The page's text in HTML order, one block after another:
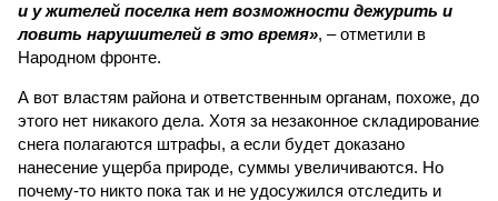
и у жителей поселка нет возможности дежурить и
ловить нарушителей в это время», – отметили в
Народном фронте.
А вот властям района и ответственным органам, похоже, до
этого нет никакого дела. Хотя за незаконное складирование
снега полагаются штрафы, а если будет доказано
нанесение ущерба природе, суммы увеличиваются. Но
почему-то никто пока так и не удосужился отследить и